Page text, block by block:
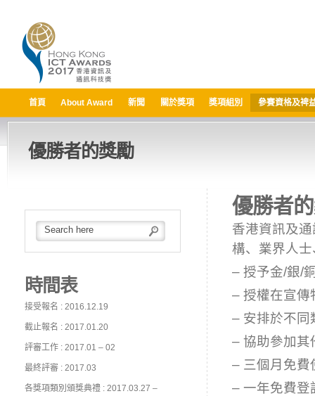
首頁 About Award 新聞 關於獎項 獎項組別 參賽資格及裨
優勝者的獎勵
時間表
接受報名 : 2016.12.19
截止報名 : 2017.01.20
評審工作 : 2017.01 – 02
最終評審 : 2017.03
各獎項類別頒獎典禮 : 2017.03.27 –
優勝者
香港資訊及
構、業界人
– 授予金/銀/
– 授權在宣傳
– 安排於不同
– 協助參加其
– 三個月免費
– 一年免費登